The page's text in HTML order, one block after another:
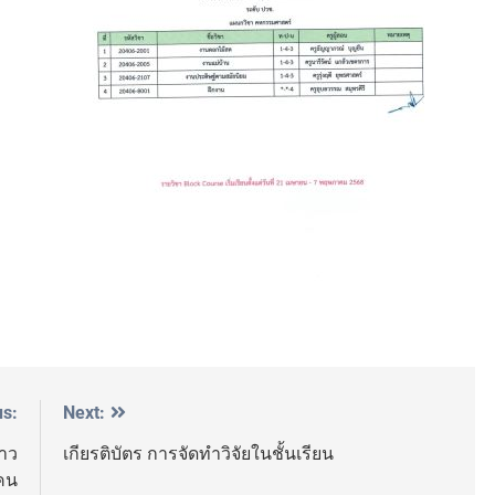
ว
น
Next:
เกียรติบัตร การจัดทำวิจัยในชั้นเรียน